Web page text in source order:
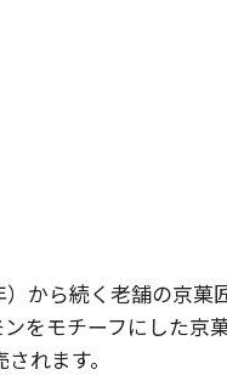
）から続く老舗の京菓
をモチーフにした京
れます。